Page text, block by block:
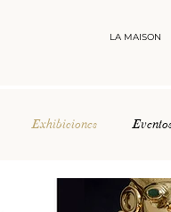
LA MAISON
Exhibiciones